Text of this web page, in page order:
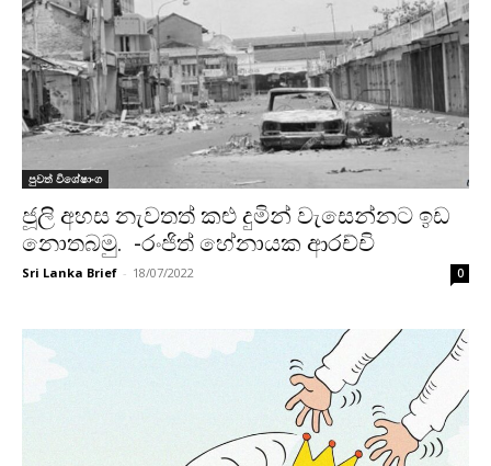
පුවත් විශේෂාංග
ජූලි අහස නැවතත් කළු දුමින් වැසෙන්නට ඉඩ
නොතබමු. -රංජිත් හේනායක ආරච්චි
Sri Lanka Brief - 18/07/2022 0